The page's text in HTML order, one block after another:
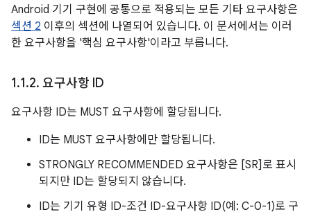
Android 기기 구현에 공통으로 적용되는 모든 기타 요구사항은
섹션 2 이후의 섹션에 나열되어 있습니다. 이 문서에서는 이러
한 요구사항을 '핵심 요구사항'이라고 부릅니다.
1.1.2. 요구사항 ID
요구사항 ID는 MUST 요구사항에 할당됩니다.
ID는 MUST 요구사항에만 할당됩니다.
STRONGLY RECOMMENDED 요구사항은 [SR]로 표시
되지만 ID는 할당되지 않습니다.
ID는 기기 유형 ID-조건 ID-요구사항 ID(예: C-0-1)로 구